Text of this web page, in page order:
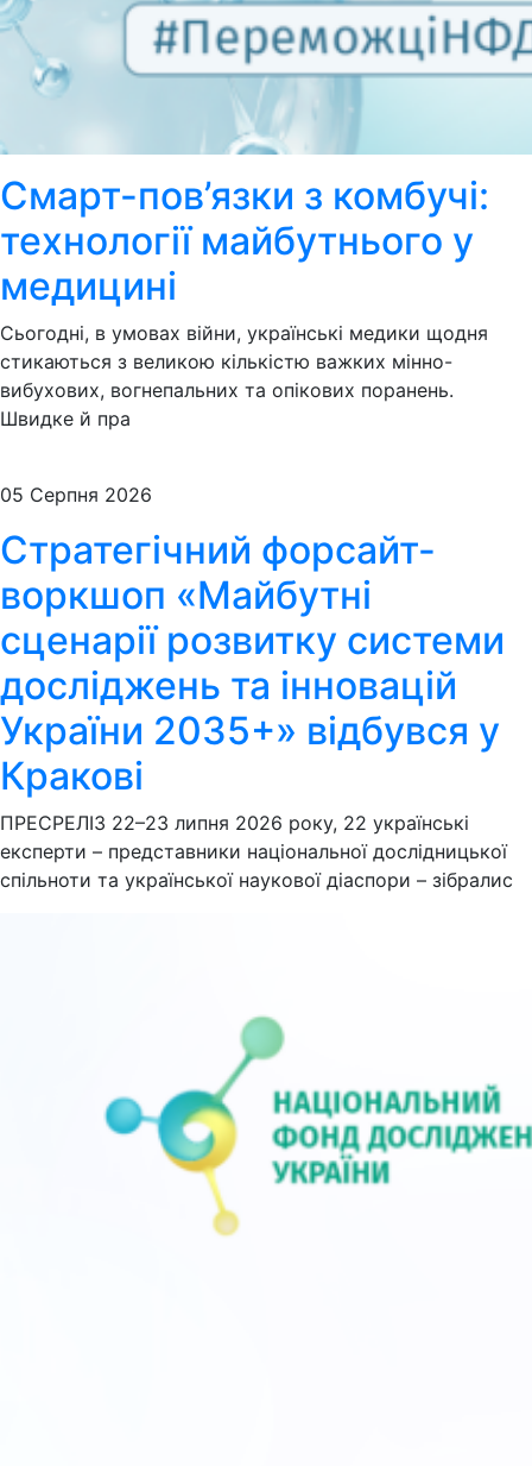
Смарт-пов’язки з комбучі:
технології майбутнього у
медицині
Сьогодні, в умовах війни, українські медики щодня
стикаються з великою кількістю важких мінно-
вибухових, вогнепальних та опікових поранень.
Швидке й пра
05 Серпня 2026
Стратегічний форсайт-
воркшоп «Майбутні
сценарії розвитку системи
досліджень та інновацій
України 2035+» відбувся у
Кракові
ПРЕСРЕЛІЗ 22–23 липня 2026 року, 22 українські
експерти – представники національної дослідницької
спільноти та української наукової діаспори – зібралис